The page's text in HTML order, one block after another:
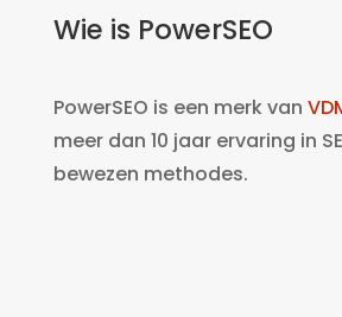
Wie is PowerSEO
PowerSEO is een merk van
meer dan 10 jaar ervaring in
bewezen methodes.